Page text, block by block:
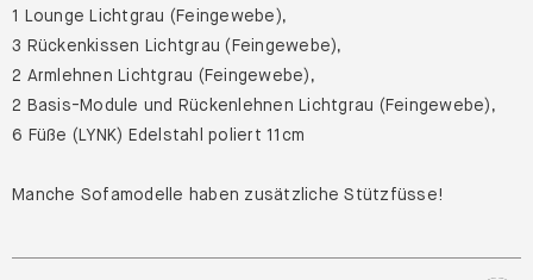
1 Lounge Lichtgrau (Feingewebe),
3 Rückenkissen Lichtgrau (Feingewebe),
2 Armlehnen Lichtgrau (Feingewebe),
2 Basis-Module und Rückenlehnen Lichtgrau (Feingewebe),
6 Füße (LYNK) Edelstahl poliert 11cm
Manche Sofamodelle haben zusätzliche Stützfüsse!